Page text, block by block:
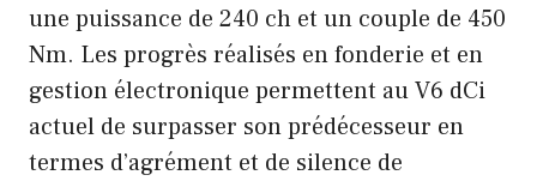
une puissance de 240 ch et un couple de 450
Nm. Les progrès réalisés en fonderie et en
gestion électronique permettent au V6 dCi
actuel de surpasser son prédécesseur en
termes d’agrément et de silence de